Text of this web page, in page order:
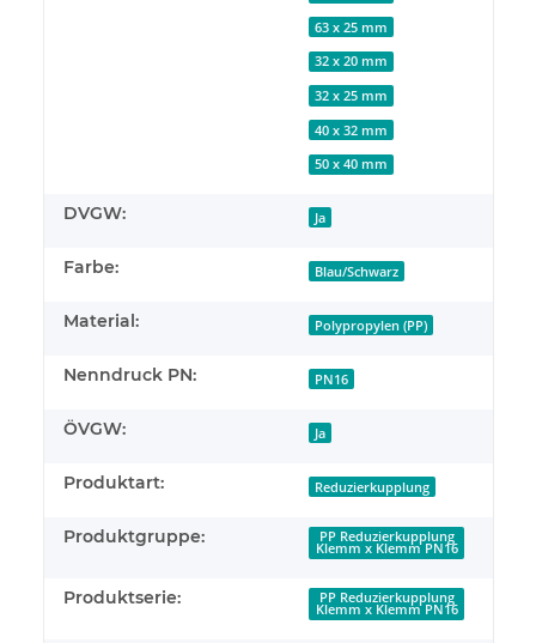
63 x 25 mm
32 x 20 mm
32 x 25 mm
40 x 32 mm
50 x 40 mm
DVGW: Ja
Farbe: Blau/Schwarz
Material: Polypropylen (PP)
Nenndruck PN: PN16
ÖVGW: Ja
Produktart: Reduzierkupplung
Produktgruppe: PP Reduzierkupplung
Klemm x Klemm PN16
Produktserie: PP Reduzierkupplung
Klemm x Klemm PN16